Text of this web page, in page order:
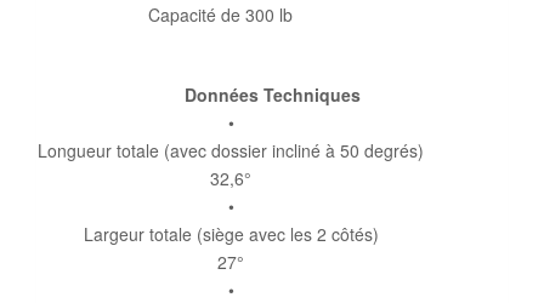
Capacité de 300 lb
Données Techniques
•
Longueur totale (avec dossier incliné à 50 degrés)
32,6°
•
Largeur totale (siège avec les 2 côtés)
27°
•